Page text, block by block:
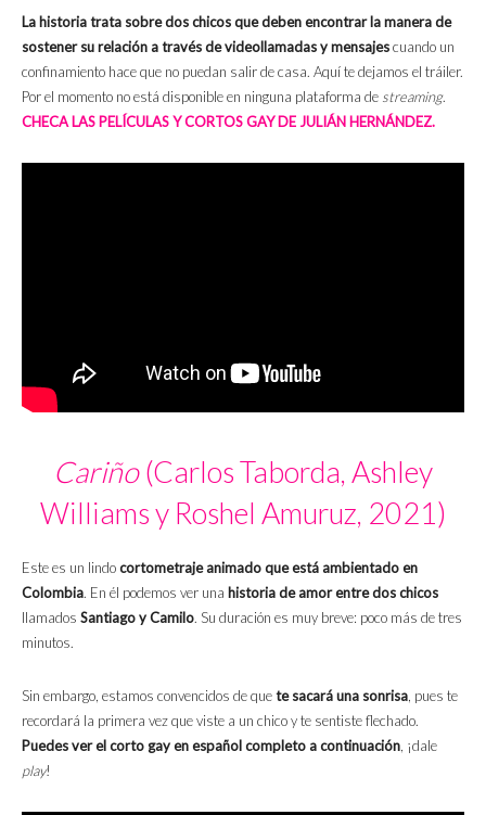
La historia trata sobre dos chicos que deben encontrar la manera de
sostener su relación a través de videollamadas y mensajescuando un
confinamiento hace que no puedan salir de casa. Aquí te dejamos el tráiler.
Por el momento no está disponible en ninguna plataforma de streaming.
CHECA LAS PELÍCULAS Y CORTOS GAY DE JULIÁN HERNÁNDEZ.
Cariño(Carlos Taborda, Ashley
Williams y Roshel Amuruz, 2021)
Este es un lindocortometraje animado que está ambientado en
Colombia. En él podemos ver una historia de amor entre dos chicos
llamados Santiago y Camilo. Su duración es muy breve: poco más de tres
minutos.
Sin embargo, estamos convencidos de quete sacará una sonrisa, pues te
recordará la primera vez que viste a un chico y te sentiste flechado.
Puedes ver el corto gay en español completo a continuación, ¡dale
play!